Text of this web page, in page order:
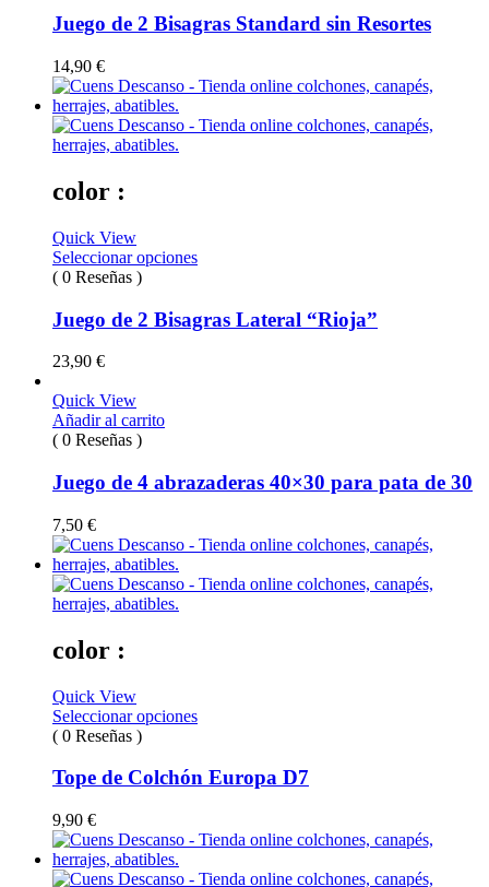
Juego de 2 Bisagras Standard sin Resortes
14,90 €
color :
Quick View
Seleccionar opciones
( 0 Reseñas )
Juego de 2 Bisagras Lateral “Rioja”
23,90 €
Quick View
Añadir al carrito
( 0 Reseñas )
Juego de 4 abrazaderas 40×30 para pata de 30
7,50 €
color :
Quick View
Seleccionar opciones
( 0 Reseñas )
Tope de Colchón Europa D7
9,90 €